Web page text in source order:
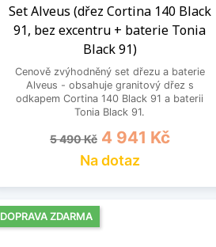
Set Alveus (dřez Cortina 140 Black
91, bez excentru + baterie Tonia
Black 91)
Cenově zvýhodněný set dřezu a baterie
Alveus - obsahuje granitový dřez s
odkapem Cortina 140 Black 91 a baterii
Tonia Black 91.
Běžná cena
5 490 Kč Cena
4 941 Kč
Na dotaz
DOPRAVA ZDARMA